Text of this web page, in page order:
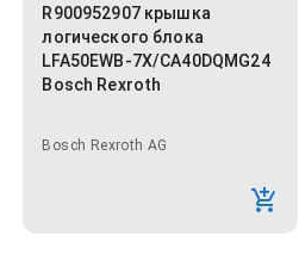
R900952907 крышка
логического блока
LFA50EWB-7X/CA40DQMG24
Bosch Rexroth
Bosch Rexroth AG